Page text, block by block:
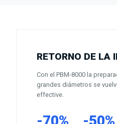
RETORNO DE LA
Con el PBM-8000 la
grandes diámetros se
effective.
-70% -50%